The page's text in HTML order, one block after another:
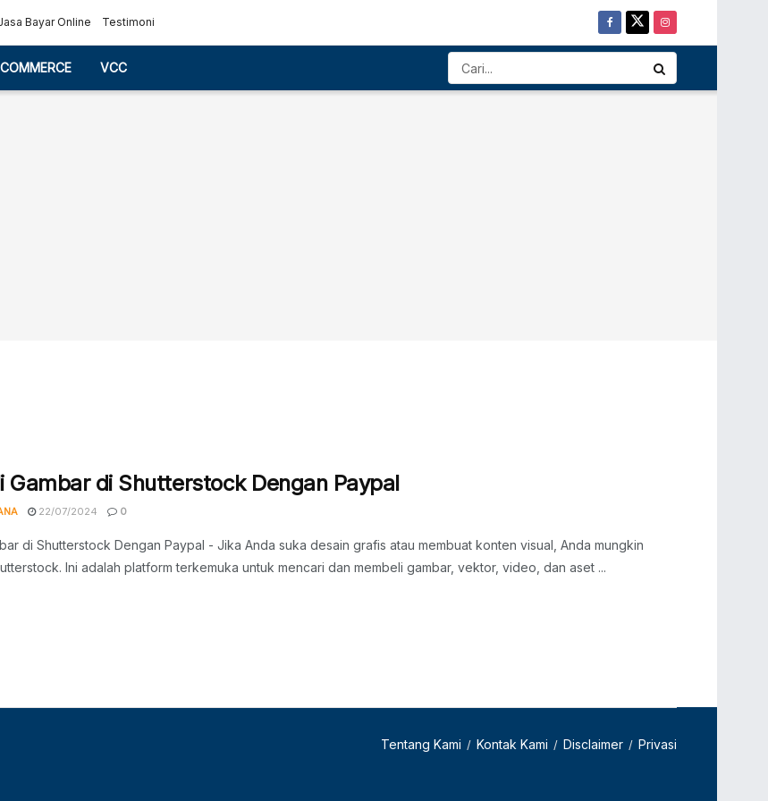
Bayar Online Testimoni
VCC
Gambar di Shutterstock Dengan Paypal
22/07/2024 0
di Shutterstock Dengan Paypal - Jika Anda suka desain grafis atau membuat konten visual, Anda mungkin
Ini adalah platform terkemuka untuk mencari dan membeli gambar, vektor, video, dan aset ...
Tentang Kami Kontak Kami Disclaimer Privasi